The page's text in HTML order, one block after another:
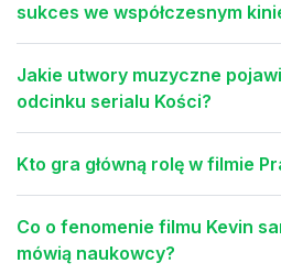
sukces we współczesnym
Jakie utwory muzyczne
odcinku serialu Kości?
Kto gra główną rolę w filmie
Co o fenomenie filmu Kevin
mówią naukowcy?